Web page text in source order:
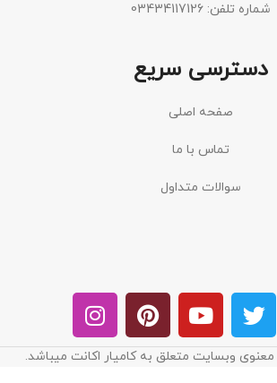
شماره تلفن: 03434117126
دسترسی سریع
صفحه اصلی
تماس با ما
سوالات متداول
وبسایت متعلق به کامیار اکانت میباشد.